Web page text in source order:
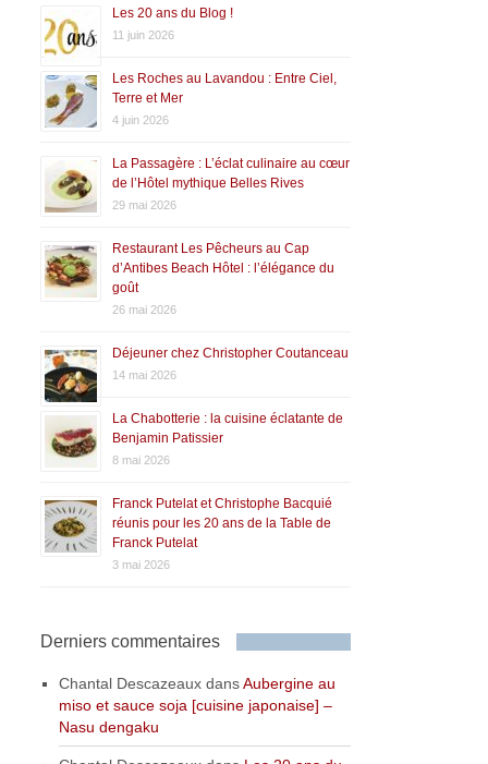
Les 20 ans du Blog !
11 juin 2026
Les Roches au Lavandou : Entre Ciel,
Terre et Mer
4 juin 2026
La Passagère : L’éclat culinaire au cœur
de l’Hôtel mythique Belles Rives
29 mai 2026
Restaurant Les Pêcheurs au Cap
d’Antibes Beach Hôtel : l’élégance du
goût
26 mai 2026
Déjeuner chez Christopher Coutanceau
14 mai 2026
La Chabotterie : la cuisine éclatante de
Benjamin Patissier
8 mai 2026
Franck Putelat et Christophe Bacquié
réunis pour les 20 ans de la Table de
Franck Putelat
3 mai 2026
Derniers commentaires
Chantal Descazeaux dansAubergine au
miso et sauce soja [cuisine japonaise] –
Nasu dengaku